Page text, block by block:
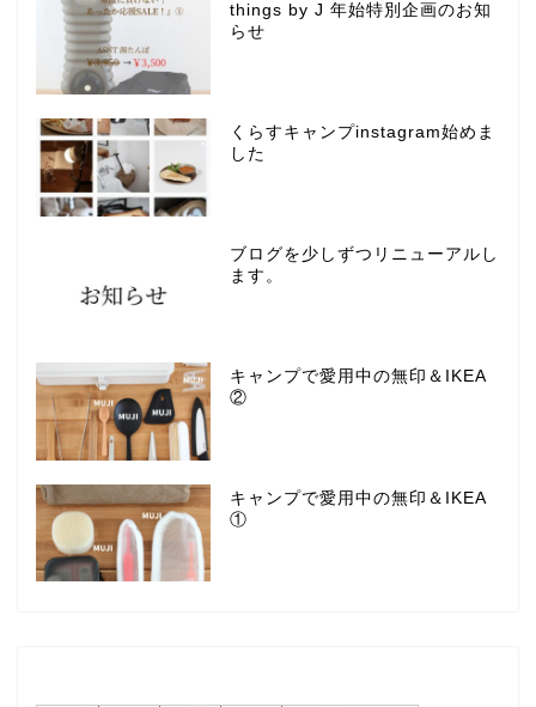
things by J 年始特別企画のお知
らせ
くらすキャンプinstagram始めま
した
ブログを少しずつリニューアルし
ます。
キャンプで愛用中の無印＆IKEA
②
キャンプで愛用中の無印＆IKEA
①